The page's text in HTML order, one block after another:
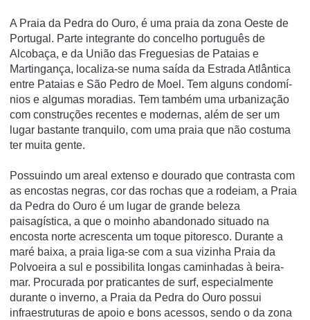
A Praia da Pedra do Ouro, é uma praia da zona Oeste de
Portugal. Parte integrante do concelho português de
Alcobaça, e da União das Freguesias de Pataias e
Martingança, localiza-se numa saí­da da Estrada Atlântica
entre Pataias e São Pedro de Moel. Tem alguns condomí­
nios e algumas moradias. Tem também uma urbanização
com construções recentes e modernas, além de ser um
lugar bastante tranquilo, com uma praia que não costuma
ter muita gente.
Possuindo um areal extenso e dourado que contrasta com
as encostas negras, cor das rochas que a rodeiam, a Praia
da Pedra do Ouro é um lugar de grande beleza
paisagística, a que o moinho abandonado situado na
encosta norte acrescenta um toque pitoresco. Durante a
maré baixa, a praia liga-se com a sua vizinha Praia da
Polvoeira a sul e possibilita longas caminhadas à beira-
mar. Procurada por praticantes de surf, especialmente
durante o inverno, a Praia da Pedra do Ouro possui
infraestruturas de apoio e bons acessos, sendo o da zona